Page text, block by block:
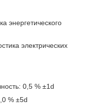
энергетического
электрических
0,5 % ±1d
% ±5d